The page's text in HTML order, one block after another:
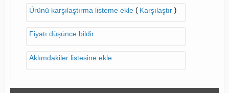
Ürünü karşılaştırma listeme ekle( Karşılaştır)
Fiyatı düşünce bildir
Aklımdakiler listesine ekle